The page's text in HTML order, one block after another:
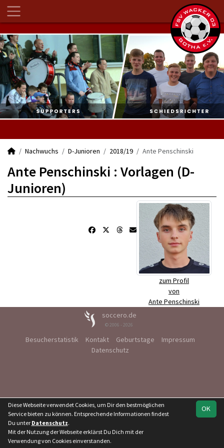
Nachwuchs D-Junioren 2018/19 Ante Penschinski
Ante Penschinski : Vorlagen (D-
Junioren)
zum Profil
von
Ante Penschinski
soccero.de
© 2006 - 2026
Besucherstatistik Kontakt Geburtstage
Impressum
Datenschutz
OK
Diese Webseite verwendet Cookies, um Dir den bestmöglichen
Service bieten zu können. Entsprechende Informationen findest
Du unter Datenschutz.
Mit der Nutzung der Webseite erklärst Du Dich mit der
Verwendung von Cookies einverstanden.